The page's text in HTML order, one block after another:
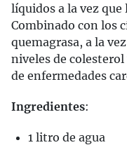
líquidos a la vez
Combinado con los
quemagrasa, a la
niveles de
de enfermedades
Ingredientes:
1 litro de agua